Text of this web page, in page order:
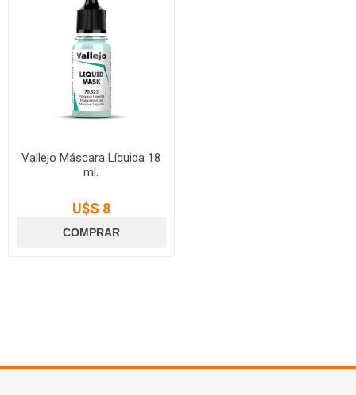
Vallejo Máscara Líquida 18
ml.
U$S 8